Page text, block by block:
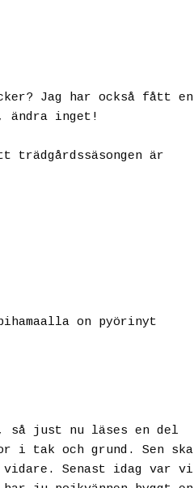
Jag har också fått en
ändra inget!
trädgårdssäsongen är
on pyörinyt
så just nu läses en del
i tak och grund. Sen ska
Senast idag var vi